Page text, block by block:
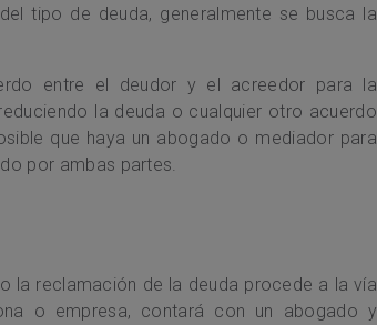
tipo de deuda, generalmente se busca la
entre el deudor y el acreedor para la
la deuda o cualquier otro acuerdo
que haya un abogado o mediador para
por ambas partes.
la reclamación de la deuda procede a la vía
o empresa, contará con un abogado y